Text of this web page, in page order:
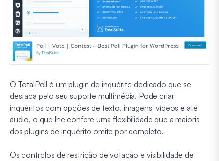
O TotalPoll é um plugin de inquérito dedicado que se
destaca pelo seu suporte multimédia. Pode criar
inquéritos com opções de texto, imagens, vídeos e até
áudio, o que lhe confere uma flexibilidade que a maioria
dos plugins de inquérito omite por completo.
Os controlos de restrição de votação e visibilidade de